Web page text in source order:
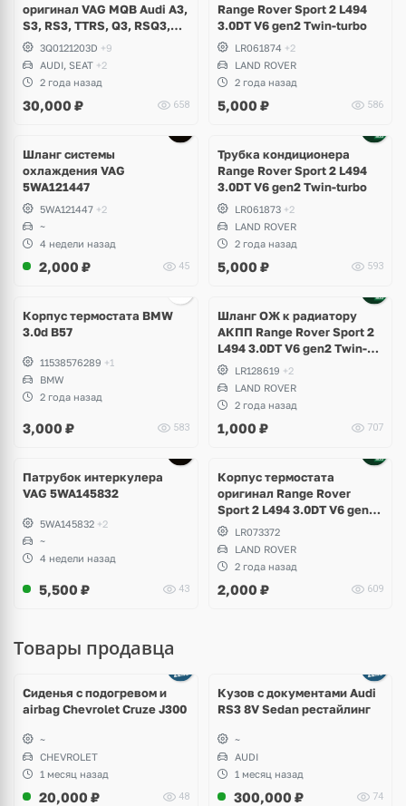
оригинал VAG MQB Audi A3,
S3, RS3, TTRS, Q3, RSQ3,
Volkswagen Tiguan 2,
Allspace, Arteon, Passat B8,
Multivan, Transporter T6,
Skoda Kodiaq, Karoq,
Superb
3Q0121203D +9
AUDI, SEAT +2
2 года назад
30,000 ₽ 658
Range Rover Sport 2 L494
3.0DT V6 gen2 Twin-turbo
LR061874 +2
LAND ROVER
2 года назад
5,000 ₽ 586
Шланг системы
охлаждения VAG
5WA121447
5WA121447 +2
~
4 недели назад
2,000 ₽ 45
Трубка кондиционера
Range Rover Sport 2 L494
3.0DT V6 gen2 Twin-turbo
LR061873 +2
LAND ROVER
2 года назад
5,000 ₽ 593
Корпус термостата BMW
3.0d B57
11538576289 +1
BMW
2 года назад
3,000 ₽ 583
Шланг ОЖ к радиатору
АКПП Range Rover Sport 2
L494 3.0DT V6 gen2 Twin-
turboLR128619 +2
LAND ROVER
2 года назад
1,000 ₽ 707
Патрубок интеркулера
VAG 5WA145832
5WA145832 +2
~
4 недели назад
5,500 ₽ 43
Корпус термостата
оригинал Range Rover
Sport 2 L494 3.0DT V6 gen2
Twin-turbo
LR073372
LAND ROVER
2 года назад
2,000 ₽ 609
Товары продавца
Сиденья с подогревом и
airbag Chevrolet Cruze J300
~
CHEVROLET
1 месяц назад
20,000 ₽ 48
Кузов с документами Audi
RS3 8V Sedan рестайлинг
~
AUDI
1 месяц назад
300,000 ₽ 74